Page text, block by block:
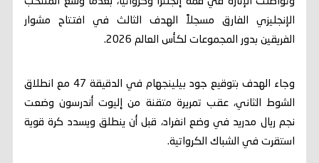
الإنجليزي الفارق مسجلاً الهدف الثالث في افتتاح مشوار
الفريقين بدور المجموعات لكأس العالم 2026.
وجاء الهدف بتوقيع جود بيلينجهام في الدقيقة 47 مع انطلاق
الشوط الثاني، عقب تمريرة متقنة من إليوت أندرسون وضعت
نجم ريال مدريد في وضع انفراد، قبل أن ينطلق ويسدد كرة قوية
استقرت في الشباك الكرواتية.